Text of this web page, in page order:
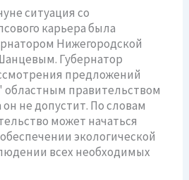
ситуация со
карьера была
Нижегородской
Губернатор
предложений
правительством
не допустит. По словам
может начаться
экологической
всех необходимых